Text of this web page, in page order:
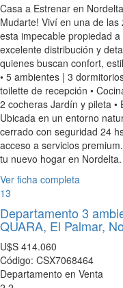
Casa a Estrenar en
Mudarte! Viví en una de
esta impecable propiedad
excelente distribución y
quienes buscan confort,
• 5 ambientes | 3
toilette de recepción •
2 cocheras Jardín y pileta •
Ubicada en un entorno
cerrado con seguridad 24
acceso a servicios
tu nuevo hogar en Nordelta.
Ver ficha completa
13
Departamento 3
QUARA, El Palmar,
U$S 414.060
Código: CSX7068464
Departamento en Venta